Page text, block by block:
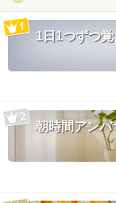
1日1つずつ
朝時間アンバ